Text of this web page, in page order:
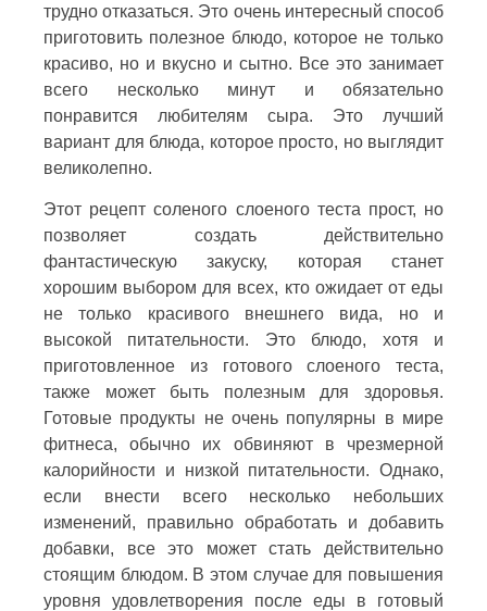
трудно отказаться. Это очень интересный способ
приготовить полезное блюдо, которое не только
красиво, но и вкусно и сытно. Все это занимает
всего несколько минут и обязательно
понравится любителям сыра. Это лучший
вариант для блюда, которое просто, но выглядит
великолепно.
Этот рецепт соленого слоеного теста прост, но
позволяет создать действительно
фантастическую закуску, которая станет
хорошим выбором для всех, кто ожидает от еды
не только красивого внешнего вида, но и
высокой питательности. Это блюдо, хотя и
приготовленное из готового слоеного теста,
также может быть полезным для здоровья.
Готовые продукты не очень популярны в мире
фитнеса, обычно их обвиняют в чрезмерной
калорийности и низкой питательности. Однако,
если внести всего несколько небольших
изменений, правильно обработать и добавить
добавки, все это может стать действительно
стоящим блюдом. В этом случае для повышения
уровня удовлетворения после еды в готовый